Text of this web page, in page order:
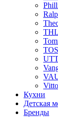
THL
Кухни
Детская
Бренды